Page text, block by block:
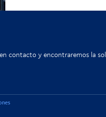
contacto y encontraremos la